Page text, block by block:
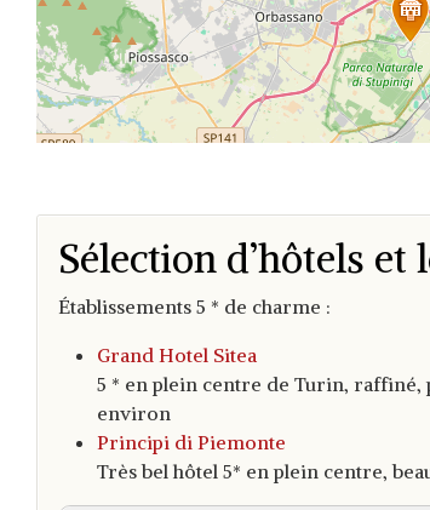
Sélection d’hôtels
Établissements 5 * de charme :
Grand Hotel Sitea
5 * en plein centre de Turin, raffiné,
environ
Principi di Piemonte
Très bel hôtel 5* en plein centre,